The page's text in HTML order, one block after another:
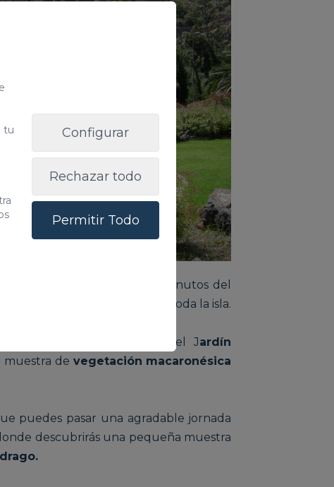
las
, apenas a 10 minutos del
y singulares de toda la isla.
coloquialmente como el Jardín
muestra de vegetación macaronésica
puedes pasar una agradable jornada
descubrirás una pequeña muestra
tu
Configurar
Rechazar todo
Permitir Todo